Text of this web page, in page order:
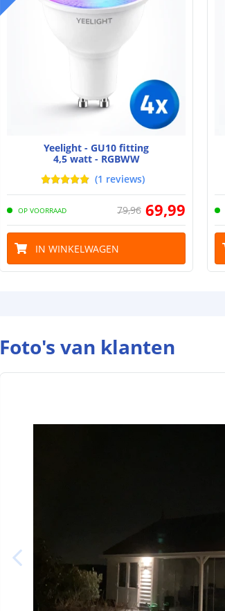
Yeelight - GU10 fitting
4,5 watt - RGBWW
(1 reviews)
OP VOORRAAD 79,96 69,99
IN WINKELWAGEN
Foto's van klanten